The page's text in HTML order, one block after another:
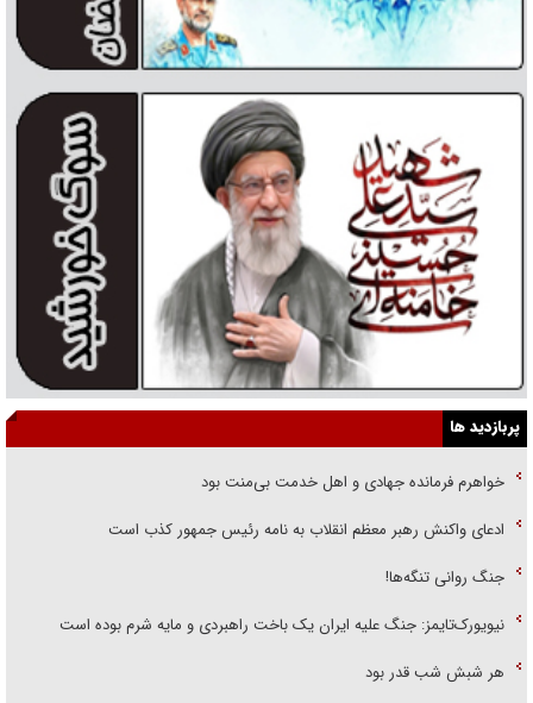
پربازدید ها
خواهرم فرمانده جهادی و اهل خدمت بی‌منت بود
ادعای واکنش رهبر معظم انقلاب به نامه رئیس جمهور کذب است
جنگ روانی تنگه‌ها!
نیویورک‌تایمز: جنگ علیه ایران یک باخت راهبردی و مایه شرم بوده است
هر شبش شب قدر بود